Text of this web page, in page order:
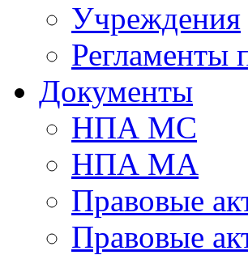
Учреждения
Регламенты
Документы
НПА МС
НПА МА
Правовые
Правовые